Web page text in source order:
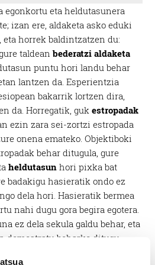
egonkortu eta heldutasunera
izan ere, aldaketa asko eduki
horrek baldintzatzen du:
taldean bederatzi aldaketa
puntu hori landu behar
lantzen da. Esperientzia
bakarrik lortzen dira,
da. Horregatik, gukestropadak
ezin zara sei-zortzi estropada
onena emateko. Objektiboki
behar ditugula, gure
heldutasun hori pixka bat
badakigu hasieratik ondo ez
dela hori. Hasieratik bermea
nahi dugu gora begira egotera.
ez dela sekula galdu behar, eta
demostratu beharko ditugu